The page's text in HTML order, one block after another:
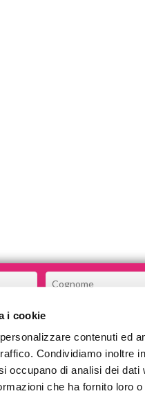
i cookie
contenuti ed
Condividiamo inoltre
occupano di analisi dei
che ha fornito loro
CHI SIAMO
COSA FACCIAMO
COMMUNITY